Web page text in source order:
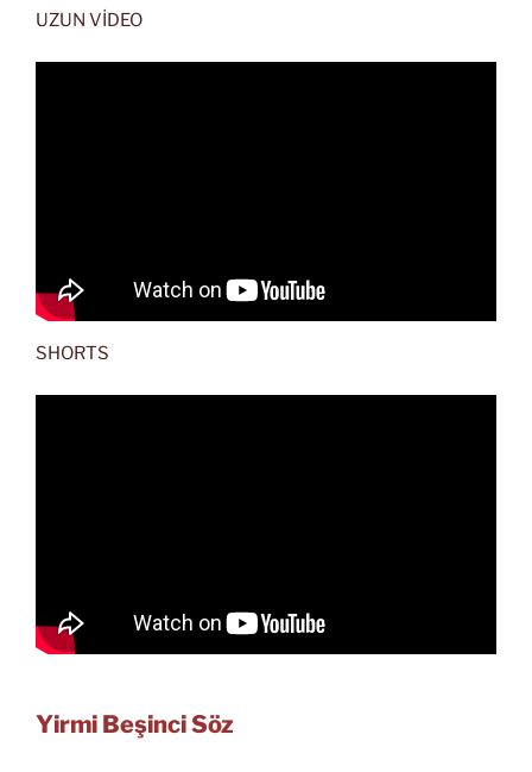
UZUN VİDEO
SHORTS
Yirmi Beşinci Söz